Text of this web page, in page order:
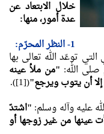
خلال الابتعاد عن
عدة أمور، منها:
1- النظر المحرّم:
توعّد الله تعالى بها
صلى الله: "من ملأ عينه
إلا أن يتوب ويرجع"([1]).
عليه وآله وسلم: "اشتدّ
عينها من غير زوجها أو